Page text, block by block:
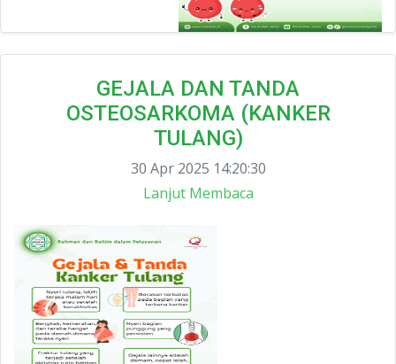
GEJALA DAN TANDA
OSTEOSARKOMA (KANKER
TULANG)
30 Apr 2025 14:20:30
Lanjut Membaca